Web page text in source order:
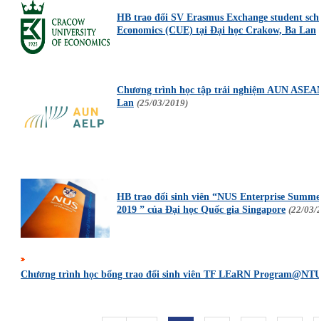
HB trao đổi SV Erasmus Exchange student
Economics (CUE) tại Đại học Crakow, Ba Lan
Chương trình học tập trải nghiệm AUN
Lan (25/03/2019)
HB trao đổi sinh viên “NUS Enterprise
2019 ” của Đại học Quốc gia Singapore (22/03/
Chương trình học bổng trao đổi sinh viên TF LEaRN